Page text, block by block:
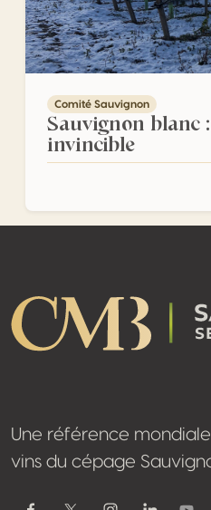
Comité Sauvignon
Sauvignon blanc
invincible
Une référence
vins du cépage